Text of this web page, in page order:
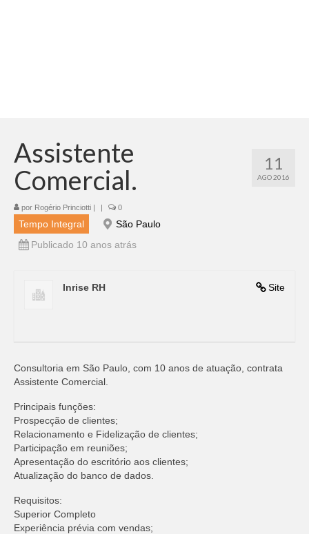
11
AGO 2016
Assistente
Comercial.
por Rogério Princiotti | | 0
Tempo Integral
São Paulo
Publicado 10 anos atrás
Site
Inrise RH
Consultoria em São Paulo, com 10 anos de atuação, contrata
Assistente Comercial.
Principais funções:
Prospecção de clientes;
Relacionamento e Fidelização de clientes;
Participação em reuniões;
Apresentação do escritório aos clientes;
Atualização do banco de dados.
Requisitos:
Superior Completo
Experiência prévia com vendas;